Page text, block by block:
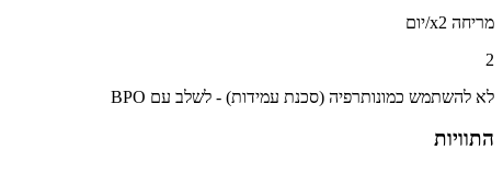
מריחה x2/יום
2
לא להשתמש כמונותרפיה (סכנת עמידות) - לשלב עם BPO
התוויות